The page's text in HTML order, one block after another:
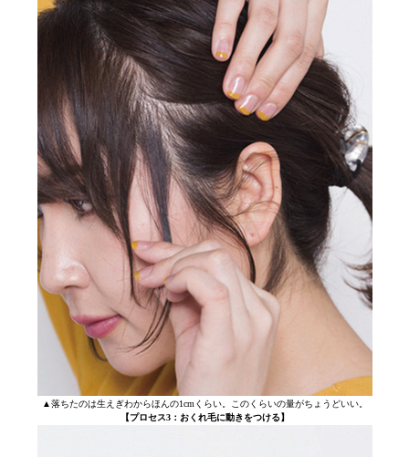
▲落ちたのは生えぎわからほんの1cmくらい。このくらいの量がちょうどいい。
【プロセス3：おくれ毛に動きをつける】